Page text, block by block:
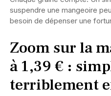
suspendre une mangeoire
besoin de dépenser une
Zoom sur la
à 1,39 € :
terriblement